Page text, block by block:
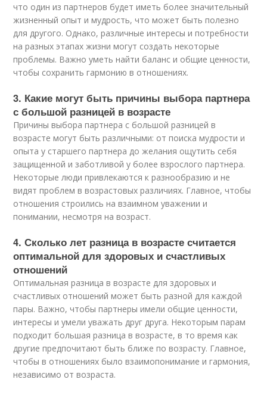
что один из партнеров будет иметь более значительный
жизненный опыт и мудрость, что может быть полезно
для другого. Однако, различные интересы и потребности
на разных этапах жизни могут создать некоторые
проблемы. Важно уметь найти баланс и общие ценности,
чтобы сохранить гармонию в отношениях.
3. Какие могут быть причины выбора партнера
с большой разницей в возрасте
Причины выбора партнера с большой разницей в
возрасте могут быть различными: от поиска мудрости и
опыта у старшего партнера до желания ощутить себя
защищенной и заботливой у более взрослого партнера.
Некоторые люди привлекаются к разнообразию и не
видят проблем в возрастовых различиях. Главное, чтобы
отношения строились на взаимном уважении и
понимании, несмотря на возраст.
4. Сколько лет разница в возрасте считается
оптимальной для здоровых и счастливых
отношений
Оптимальная разница в возрасте для здоровых и
счастливых отношений может быть разной для каждой
пары. Важно, чтобы партнеры имели общие ценности,
интересы и умели уважать друг друга. Некоторым парам
подходит большая разница в возрасте, в то время как
другие предпочитают быть ближе по возрасту. Главное,
чтобы в отношениях было взаимопонимание и гармония,
независимо от возраста.